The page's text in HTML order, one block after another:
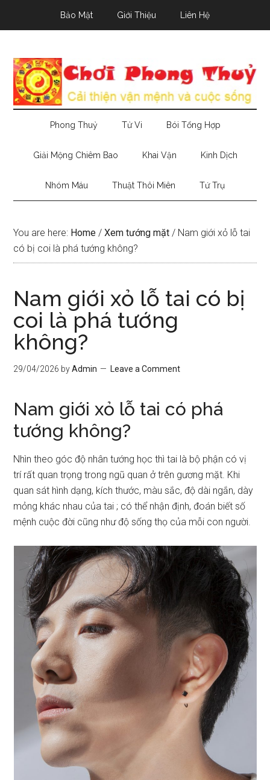
Bảo Mật Giới Thiệu Liên Hệ
Phong Thuỷ Tử Vi Bói Tổng Hợp
Giải Mộng Chiêm Bao Khai Vận Kinh Dịch
Nhóm Máu Thuật Thôi Miên Tứ Trụ
You are here: Home / Xem tướng mặt / Nam giới xỏ lỗ tai
có bị coi là phá tướng không?
Nam giới xỏ lỗ tai có bị
coi là phá tướng
không?
29/04/2026 byAdmin Leave a Comment
Nam giới xỏ lỗ tai có phá
tướng không?
Nhìn theo góc độ nhân tướng học thì tai là bộ phận có vị
trí rất quan trọng trong ngũ quan ở trên gương mặt. Khi
quan sát hình dạng, kích thước, màu sắc, độ dài ngắn, dày
mỏng khác nhau của tai ; có thể nhận định, đoán biết số
mệnh cuộc đời cũng như độ sống thọ của mỗi con người.